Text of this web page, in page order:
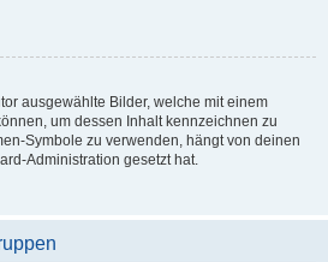
ausgewählte Bilder, welche mit einem
um dessen Inhalt kennzeichnen zu
Symbole zu verwenden, hängt von deinen
Administration gesetzt hat.